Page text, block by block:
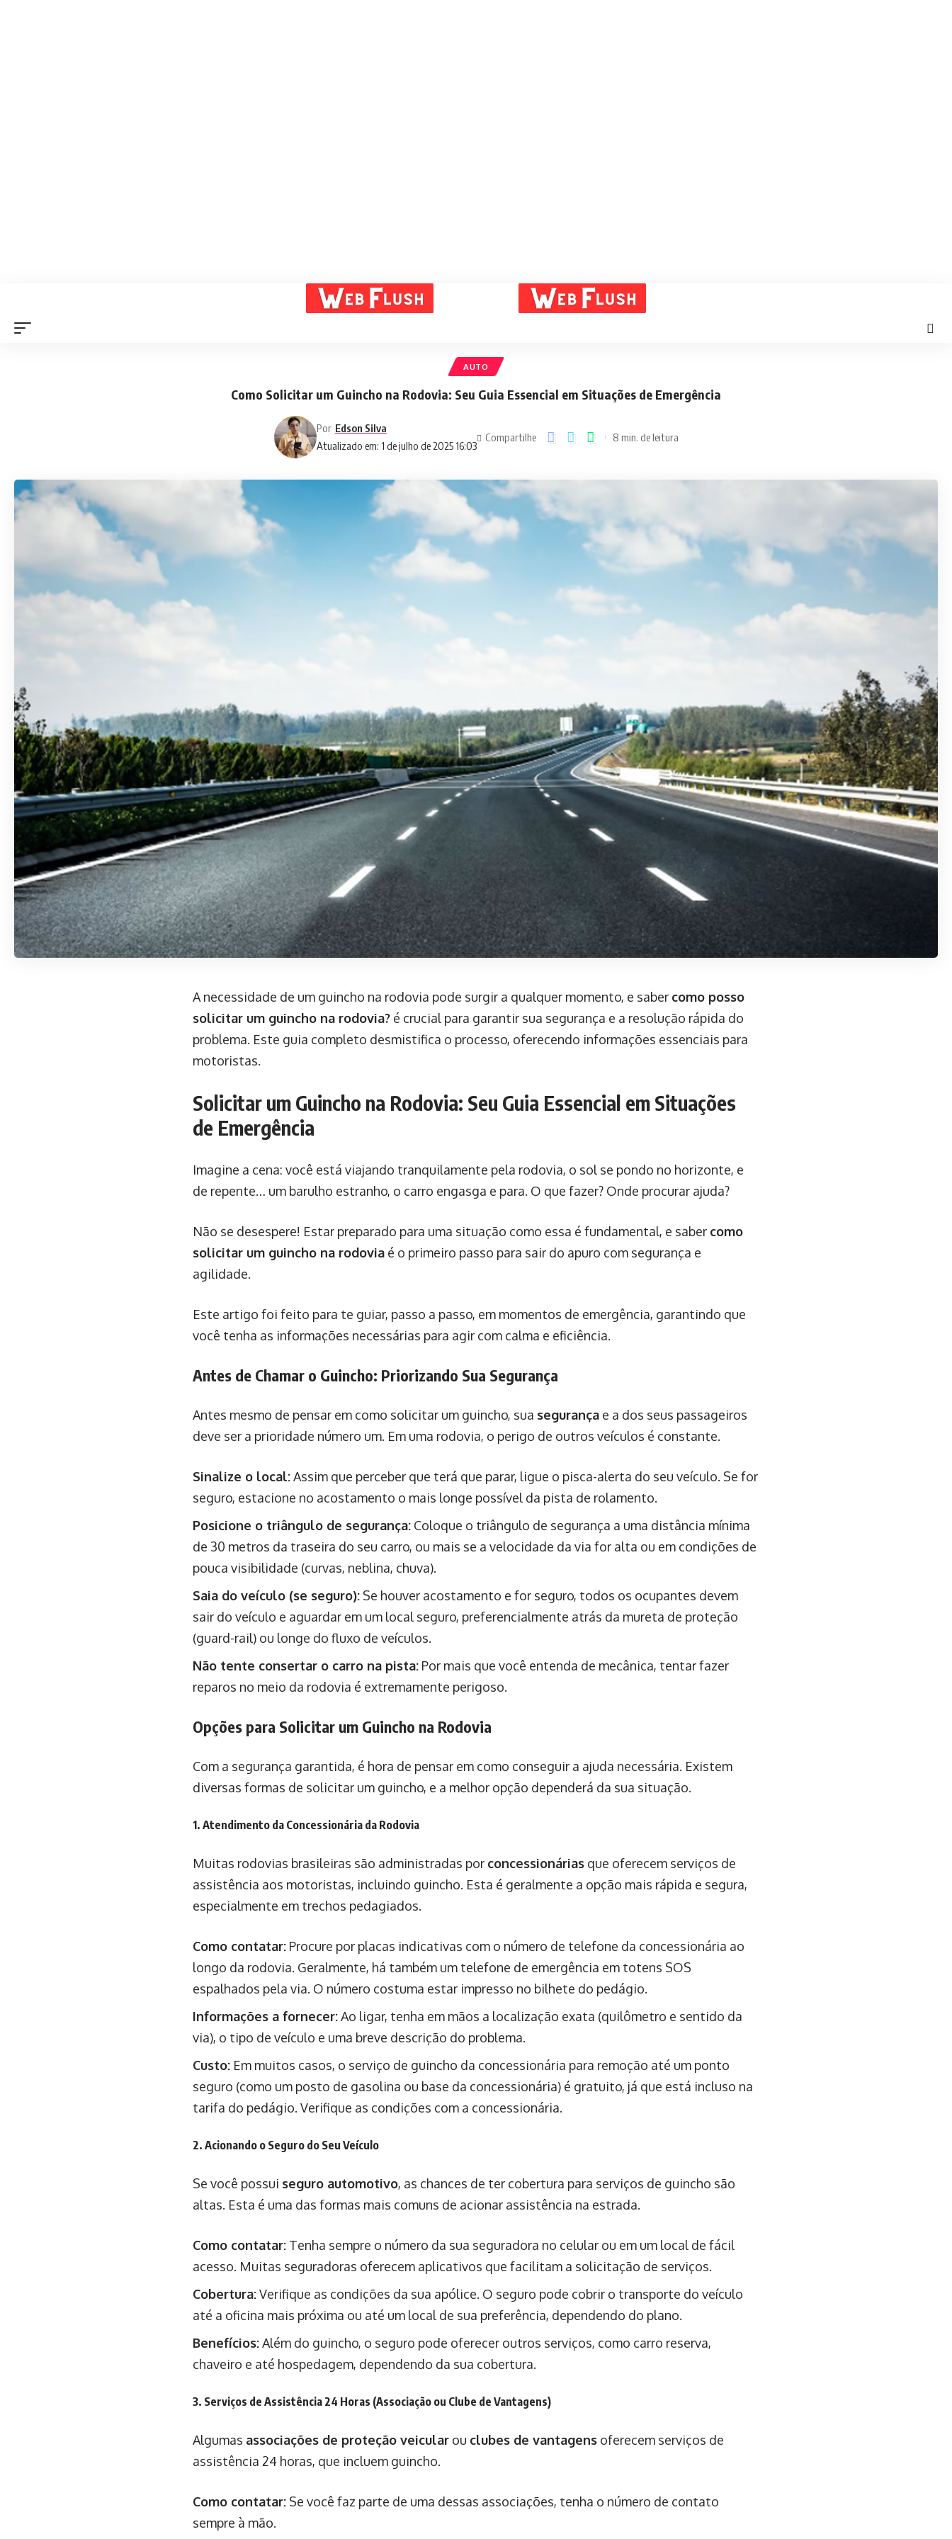
AUTO
Como Solicitar um Guincho na Rodovia: Seu Guia Essencial em Situações de Emergência
Atualizado em: 1 de julho de 2025 16:03
Por Edson Silva
Compartilhe 8 min. de leitura
A necessidade de um guincho na rodovia pode surgir a qualquer momento, e saber como posso
solicitar um guincho na rodovia? é crucial para garantir sua segurança e a resolução rápida do
problema. Este guia completo desmistifica o processo, oferecendo informações essenciais para
motoristas.
Solicitar um Guincho na Rodovia: Seu Guia Essencial em Situações
de Emergência
Imagine a cena: você está viajando tranquilamente pela rodovia, o sol se pondo no horizonte, e
de repente… um barulho estranho, o carro engasga e para. O que fazer? Onde procurar ajuda?
Não se desespere! Estar preparado para uma situação como essa é fundamental, e saber como
solicitar um guincho na rodovia é o primeiro passo para sair do apuro com segurança e
agilidade.
Este artigo foi feito para te guiar, passo a passo, em momentos de emergência, garantindo que
você tenha as informações necessárias para agir com calma e eficiência.
Antes de Chamar o Guincho: Priorizando Sua Segurança
Antes mesmo de pensar em como solicitar um guincho, sua segurança e a dos seus passageiros
deve ser a prioridade número um. Em uma rodovia, o perigo de outros veículos é constante.
Sinalize o local:Assim que perceber que terá que parar, ligue o pisca-alerta do seu veículo. Se for
seguro, estacione no acostamento o mais longe possível da pista de rolamento.
Posicione o triângulo de segurança: Coloque o triângulo de segurança a uma distância mínima
de 30 metros da traseira do seu carro, ou mais se a velocidade da via for alta ou em condições de
pouca visibilidade (curvas, neblina, chuva).
Saia do veículo (se seguro): Se houver acostamento e for seguro, todos os ocupantes devem
sair do veículo e aguardar em um local seguro, preferencialmente atrás da mureta de proteção
(guard-rail) ou longe do fluxo de veículos.
Não tente consertar o carro na pista: Por mais que você entenda de mecânica, tentar fazer
reparos no meio da rodovia é extremamente perigoso.
Opções para Solicitar um Guincho na Rodovia
Com a segurança garantida, é hora de pensar em como conseguir a ajuda necessária. Existem
diversas formas de solicitar um guincho, e a melhor opção dependerá da sua situação.
1. Atendimento da Concessionária da Rodovia
Muitas rodovias brasileiras são administradas por concessionárias que oferecem serviços de
assistência aos motoristas, incluindo guincho. Esta é geralmente a opção mais rápida e segura,
especialmente em trechos pedagiados.
Como contatar: Procure por placas indicativas com o número de telefone da concessionária ao
longo da rodovia. Geralmente, há também um telefone de emergência em totens SOS
espalhados pela via. O número costuma estar impresso no bilhete do pedágio.
Informações a fornecer:Ao ligar, tenha em mãos a localização exata (quilômetro e sentido da
via), o tipo de veículo e uma breve descrição do problema.
Custo: Em muitos casos, o serviço de guincho da concessionária para remoção até um ponto
seguro (como um posto de gasolina ou base da concessionária) é gratuito, já que está incluso na
tarifa do pedágio. Verifique as condições com a concessionária.
2. Acionando o Seguro do Seu Veículo
Se você possui seguro automotivo, as chances de ter cobertura para serviços de guincho são
altas. Esta é uma das formas mais comuns de acionar assistência na estrada.
Como contatar: Tenha sempre o número da sua seguradora no celular ou em um local de fácil
acesso. Muitas seguradoras oferecem aplicativos que facilitam a solicitação de serviços.
Cobertura:Verifique as condições da sua apólice. O seguro pode cobrir o transporte do veículo
até a oficina mais próxima ou até um local de sua preferência, dependendo do plano.
Benefícios:Além do guincho, o seguro pode oferecer outros serviços, como carro reserva,
chaveiro e até hospedagem, dependendo da sua cobertura.
3. Serviços de Assistência 24 Horas (Associação ou Clube de Vantagens)
Algumas associações de proteção veicular ou clubes de vantagens oferecem serviços de
assistência 24 horas, que incluem guincho.
Como contatar: Se você faz parte de uma dessas associações, tenha o número de contato
sempre à mão.